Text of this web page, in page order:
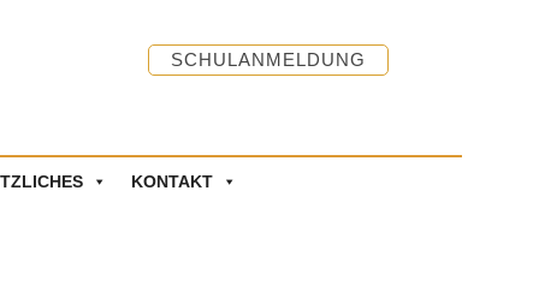
SCHULANMELDUNG
KONTAKT